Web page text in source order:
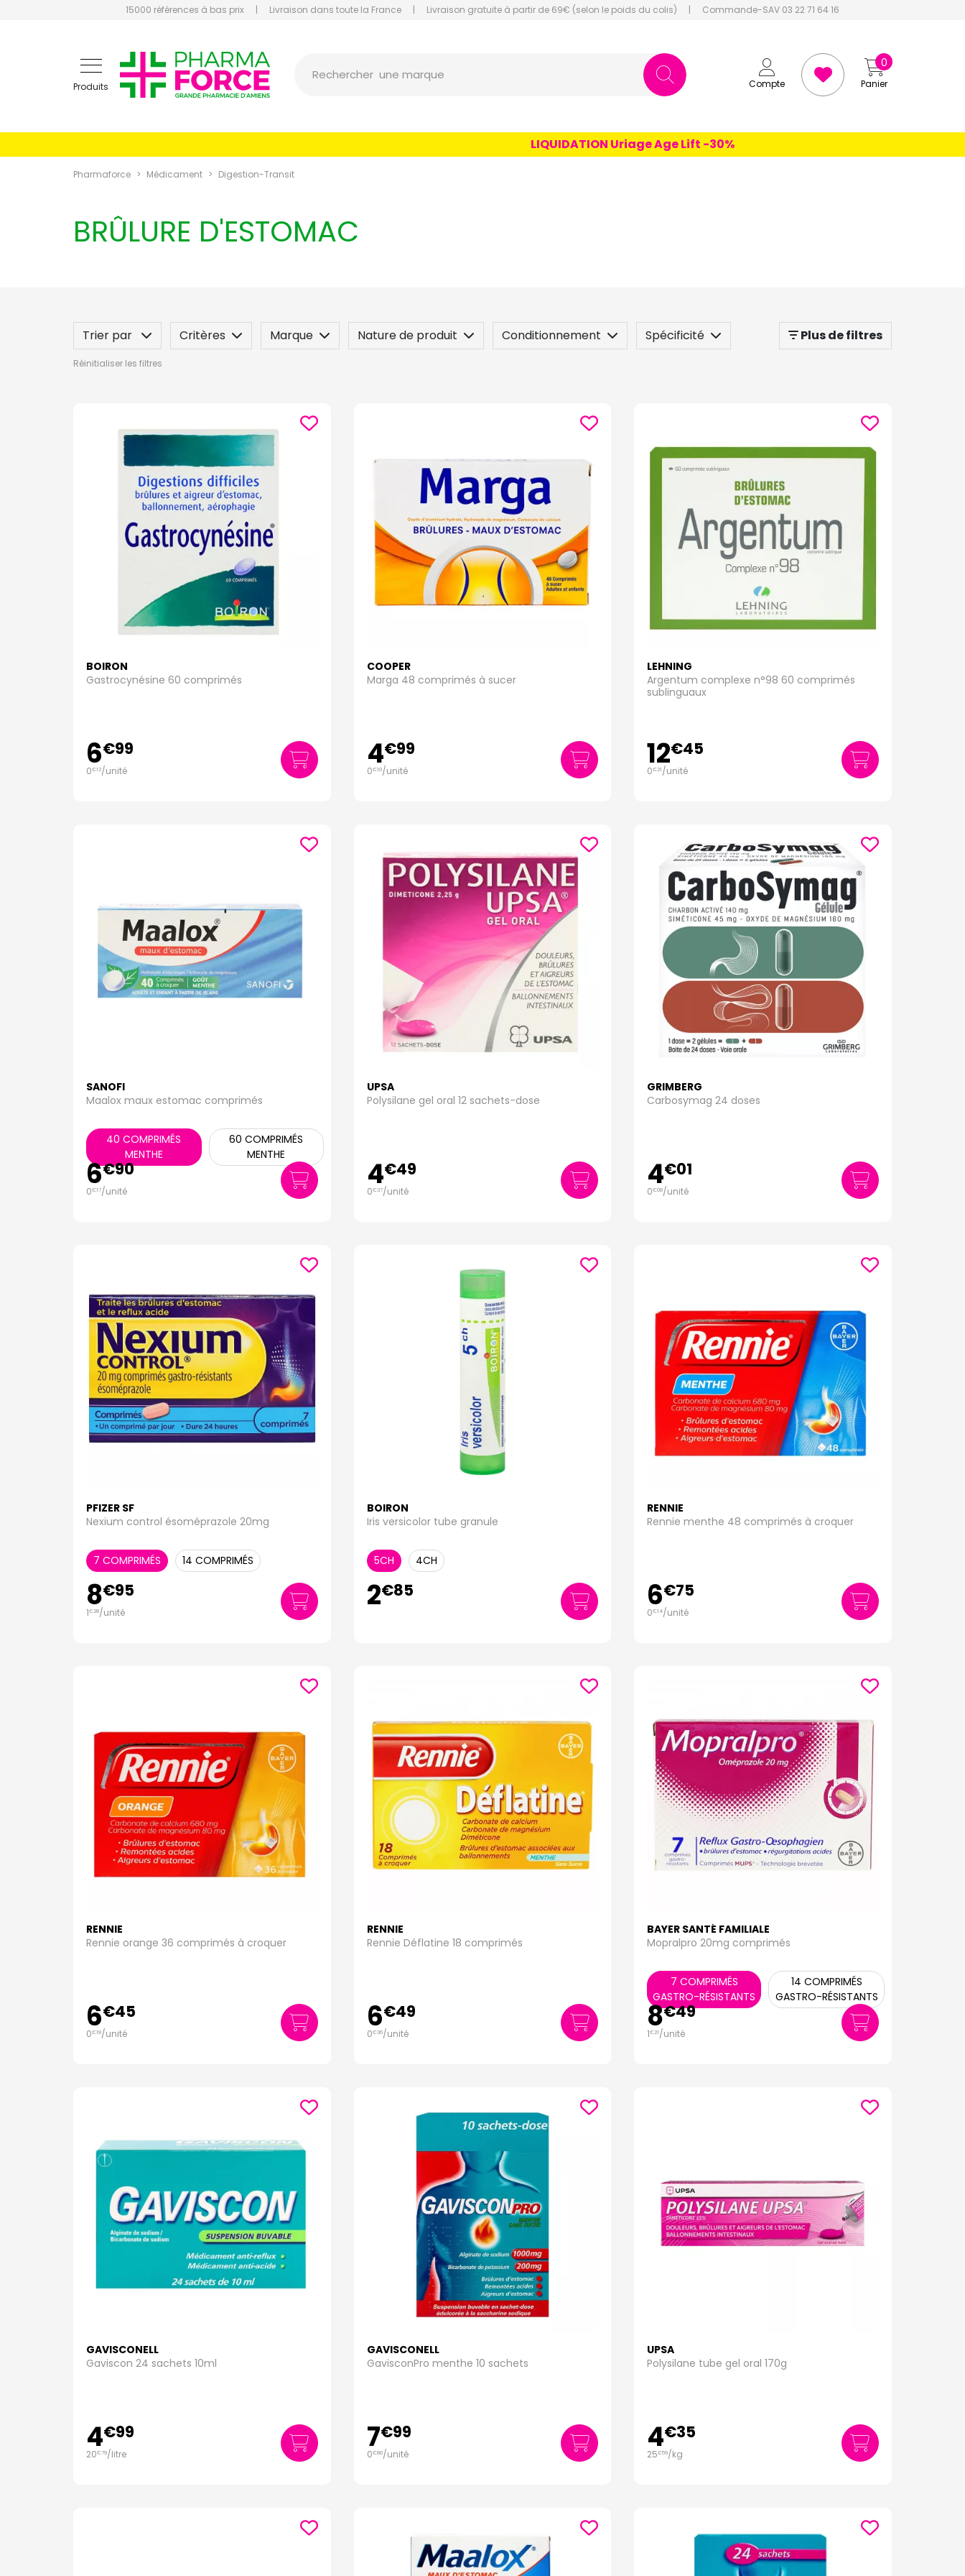
15000 références à bas prix | Livraison dans toute la France | Livraison gratuite à partir de 69€ (selon le poids du colis) | Commande-SAV 03 22 71 64 16
Produits Compte Panier
0
Rechercher un conseil
une marque
LIQUIDATION Uriage Age Lift -30%
Pharmaforce Médicament Digestion-Transit
BRÛLURE D'ESTOMAC
Trier par Critères Marque Nature de produit Conditionnement
Spécificité
Label
Indication / Contre-indication
Plus de filtres
Réinitialiser les filtres
BOIRON
Gastrocynésine 60 comprimés
6€99
0€12/unité
COOPER
Marga 48 comprimés à sucer
4€99
0€10/unité
LEHNING
Argentum complexe n°98 60 comprimés
sublinguaux
12€45
0€21/unité
SANOFI
Maalox maux estomac comprimés
40 COMPRIMÉS
MENTHE
60 COMPRIMÉS
MENTHE
6€90
0€17/unité
UPSA
Polysilane gel oral 12 sachets-dose
4€49
0€37/unité
GRIMBERG
Carbosymag 24 doses
4€01
0€08/unité
PFIZER SF
Nexium control ésoméprazole 20mg
7 COMPRIMÉS 14 COMPRIMÉS
8€95
1€28/unité
BOIRON
Iris versicolor tube granule
5CH 4CH
2€85
RENNIE
Rennie menthe 48 comprimés à croquer
6€75
0€14/unité
RENNIE
Rennie orange 36 comprimés à croquer
6€45
0€18/unité
RENNIE
Rennie Déflatine 18 comprimés
6€49
0€36/unité
BAYER SANTÉ FAMILIALE
Mopralpro 20mg comprimés
7 COMPRIMÉS
GASTRO-RÉSISTANTS
14 COMPRIMÉS
GASTRO-RÉSISTANTS
8€49
1€21/unité
GAVISCONELL
Gaviscon 24 sachets 10ml
4€99
20€79/litre
GAVISCONELL
GavisconPro menthe 10 sachets
7€99
0€80/unité
UPSA
Polysilane tube gel oral 170g
4€35
25€59/kg